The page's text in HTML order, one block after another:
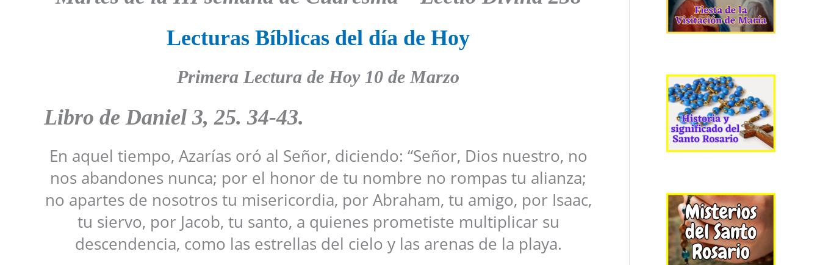
Lecturas Bíblicas del día de Hoy
Primera Lectura de Hoy 10 de Marzo
Libro de Daniel 3, 25. 34-43.
En aquel tiempo, Azarías oró al Señor, diciendo: “Señor, Dios nuestro, no
nos abandones nunca; por el honor de tu nombre no rompas tu alianza;
no apartes de nosotros tu misericordia, por Abraham, tu amigo, por Isaac,
tu siervo, por Jacob, tu santo, a quienes prometiste multiplicar su
descendencia, como las estrellas del cielo y las arenas de la playa.